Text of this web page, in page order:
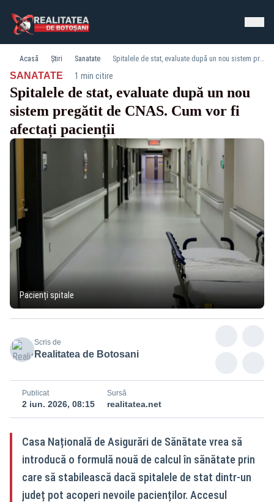
Acasă Știri Sanatate Spitalele de stat, evaluate după un nou sistem pregătit de CNAS. Cum vor fi afectați pacienții
SANATATE· 1 min citire
Spitalele de stat, evaluate după un nou
sistem pregătit de CNAS. Cum vor fi
afectați pacienții
Pacienți spitale
Scris de
Realitatea de Botosani
Publicat
2 iun. 2026, 08:15
Sursă
realitatea.net
Casa Națională de Asigurări de Sănătate vrea să
introducă o formulă nouă de calcul în sănătate prin
care să stabilească dacă spitalele de stat dintr-un
județ pot acoperi nevoile pacienților. Accesul